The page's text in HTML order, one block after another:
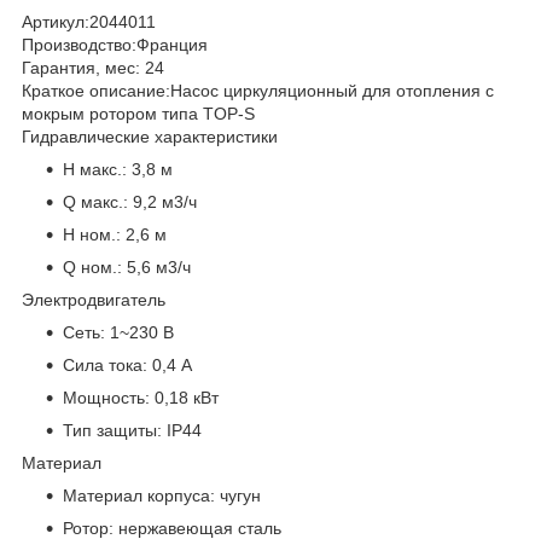
Артикул:2044011
Производство:Франция
Гарантия, мес: 24
Краткое описание:Насос циркуляционный для отопления с
мокрым ротором типа TOP-S
Гидравлические характеристики
H макс.: 3,8 м
Q макс.: 9,2 м3/ч
H ном.: 2,6 м
Q ном.: 5,6 м3/ч
Электродвигатель
Сеть: 1~230 В
Сила тока: 0,4 А
Мощность: 0,18 кВт
Тип защиты: IP44
Материал
Материал корпуса: чугун
Ротор: нержавеющая сталь